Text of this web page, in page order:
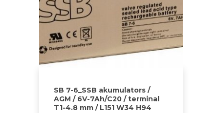
SB 7-6_SSB akumulators /
AGM / 6V-7Ah/C20 / terminal
T1-4.8 mm / L151 W34 H94